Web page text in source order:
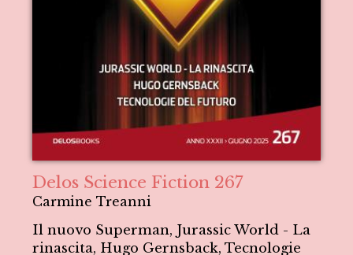
Delos Science Fiction 267
Carmine Treanni
Il nuovo Superman, Jurassic World - La
rinascita, Hugo Gernsback, Tecnologie